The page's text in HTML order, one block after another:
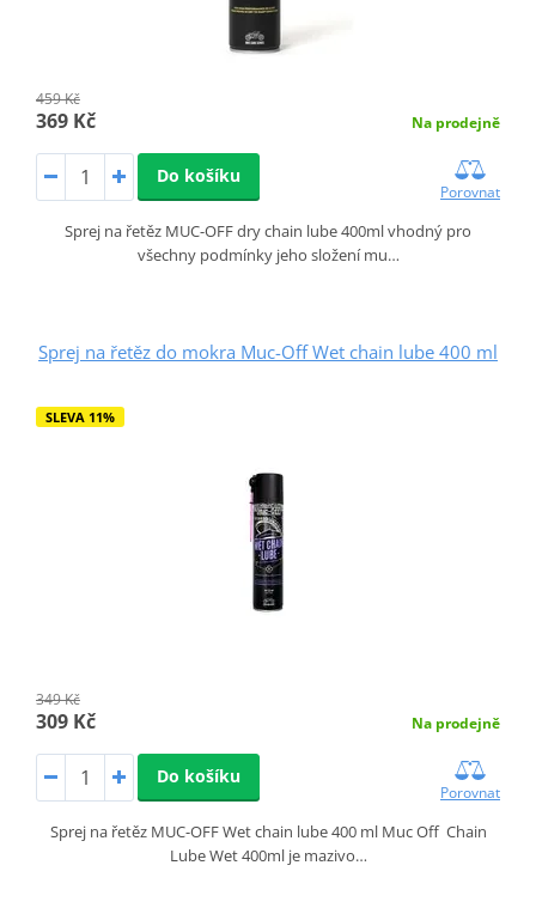
459 Kč
369 Kč Na prodejně
Do košíku
Porovnat
Sprej na řetěz MUC-OFF dry chain lube 400ml vhodný pro
všechny podmínky jeho složení mu…
Sprej na řetěz do mokra Muc-Off Wet chain lube 400 ml
SLEVA 11%
349 Kč
309 Kč Na prodejně
Do košíku
Porovnat
Sprej na řetěz MUC-OFF Wet chain lube 400 ml Muc Off Chain
Lube Wet 400ml je mazivo…